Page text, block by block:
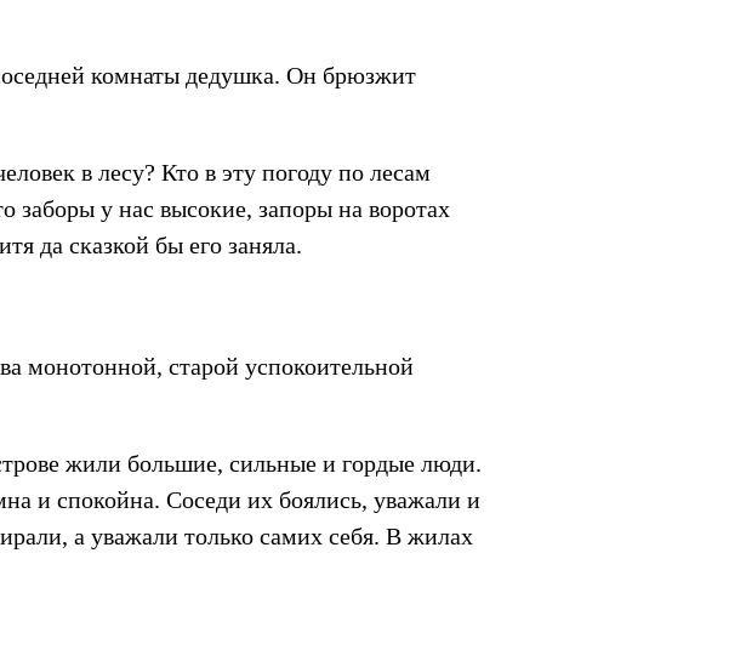
комнаты дедушка. Он брюзжит
в лесу? Кто в эту погоду по лесам
заборы у нас высокие, запоры на воротах
да сказкой бы его заняла.
монотонной, старой успокоительной
жили большие, сильные и гордые люди.
и спокойна. Соседи их боялись, уважали и
а уважали только самих себя. В жилах